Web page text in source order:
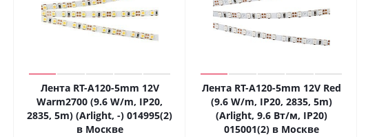
Лента RT-A120-5mm 12V
Warm2700 (9.6 W/m, IP20,
2835, 5m) (Arlight, -) 014995(2)
в Москве
Лента RT-A120-5mm 12V Red
(9.6 W/m, IP20, 2835, 5m)
(Arlight, 9.6 Вт/м, IP20)
015001(2) в Москве